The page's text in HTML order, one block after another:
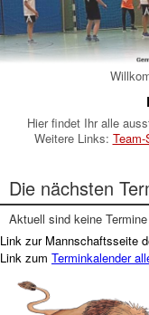
Hier findet Ihr alle
Weitere Links:
Die nächsten
Aktuell sind keine
Link zur Mannschaftsseite
Link zum Terminkalender